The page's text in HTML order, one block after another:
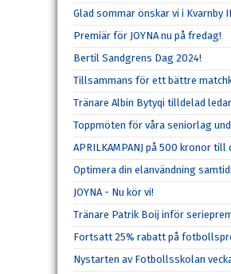
Glad sommar önskar vi i Kvarnby
Premiär för JOYNA nu på fredag!
Bertil Sandgrens Dag 2024!
Tillsammans för ett bättre
Tränare Albin Bytyqi tilldelad
Toppmöten för våra seniorlag
APRILKAMPANJ på 500 kronor
Optimera din elanvändning
JOYNA - Nu kör vi!
Tränare Patrik Boij inför
Fortsatt 25% rabatt på
Nystarten av Fotbollsskolan